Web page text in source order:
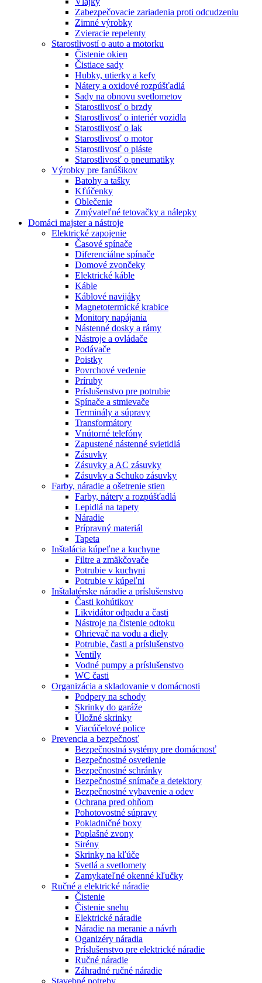
Zabezpečovacie zariadenia proti odcudzeniu
Zimné výrobky
Zvieracie repelenty
Starostlivostí o auto a motorku
Čistenie okien
Čistiace sady
Hubky, utierky a kefy
Nátery a oxidové rozpúšťadlá
Sady na obnovu svetlometov
Starostlivosť o brzdy
Starostlivosť o interiér vozidla
Starostlivosť o lak
Starostlivosť o motor
Starostlivosť o pláste
Starostlivosť o pneumatiky
Výrobky pre fanúšikov
Batohy a tašky
Kľúčenky
Oblečenie
Zmývateľné tetovačky a nálepky
Domáci majster a nástroje
Elektrické zapojenie
Časové spínače
Diferenciálne spínače
Domové zvončeky
Elektrické káble
Káble
Káblové navijáky
Magnetotermické krabice
Monitory napájania
Nástenné dosky a rámy
Nástroje a ovládače
Podávače
Poistky
Povrchové vedenie
Príruby
Príslušenstvo pre potrubie
Spínače a stmievače
Terminály a súpravy
Transformátory
Vnútorné telefóny
Zapustené nástenné svietidlá
Zásuvky
Zásuvky a AC zásuvky
Zásuvky a Schuko zásuvky
Farby, náradie a ošetrenie stien
Farby, nátery a rozpúšťadlá
Lepidlá na tapety
Náradie
Prípravný materiál
Tapeta
Inštalácia kúpeľne a kuchyne
Filtre a zmäkčovače
Potrubie v kuchyni
Potrubie v kúpeľni
Inštalatérske náradie a príslušenstvo
Časti kohútikov
Likvidátor odpadu a časti
Nástroje na čistenie odtoku
Ohrievač na vodu a diely
Potrubie, časti a príslušenstvo
Ventily
Vodné pumpy a príslušenstvo
WC časti
Organizácia a skladovanie v domácnosti
Podpery na schody
Skrinky do garáže
Úložné skrinky
Viacúčelové police
Prevencia a bezpečnosť
Bezpečnostná systémy pre domácnosť
Bezpečnostné osvetlenie
Bezpečnostné schránky
Bezpečnostné snímače a detektory
Bezpečnostné vybavenie a odev
Ochrana pred ohňom
Pohotovostné súpravy
Pokladničné boxy
Poplašné zvony
Sirény
Skrinky na kľúče
Svetlá a svetlomety
Zamykateľné okenné kľučky
Ručné a elektrické náradie
Čistenie
Čistenie snehu
Elektrické náradie
Náradie na meranie a návrh
Oganizéry náradia
Príslušenstvo pre elektrické náradie
Ručné náradie
Záhradné ručné náradie
Stavebné potreby